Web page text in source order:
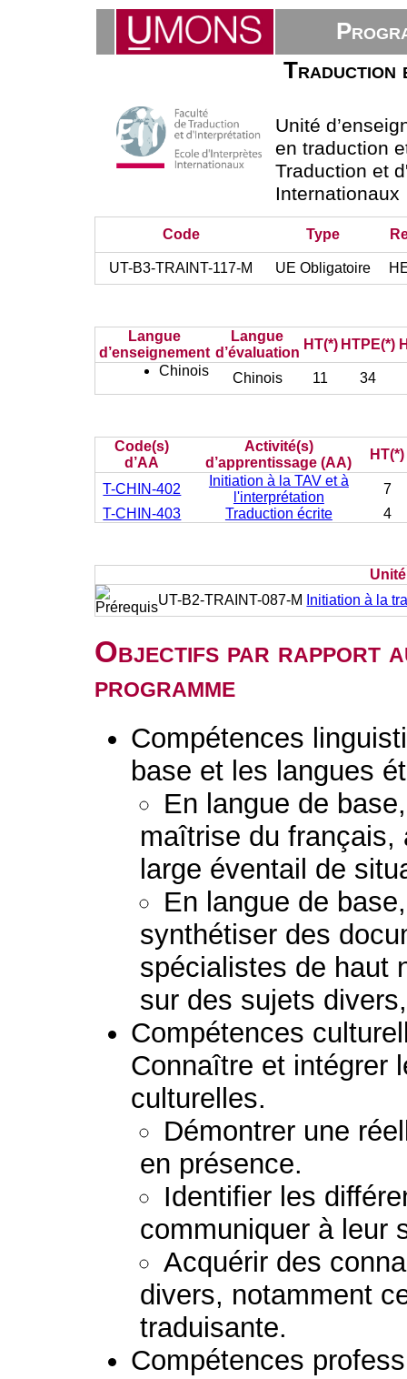
Traduction
Unité
en traduction
Traduction et
Internationaux
Code Type
UT-B3-TRAINT-117-M UE Obligatoire
Langue
d’enseignement
Langue
d’évaluation
HT(*) HTPE(*)
Chinois
Chinois 11 34
Code(s)
d’AA
Activité(s)
d’apprentissage (AA)
HT(*)
T-CHIN-402
Initiation à la TAV et à
l'interprétation
7
T-CHIN-403
Traduction écrite 4
UT-B2-TRAINT-087-M
Initiation à la
Objectifs par rapport
programme
Compétences
base et les langues
En langue de
maîtrise du
large éventail de
En langue de
synthétiser des
spécialistes de haut
sur des sujets
Compétences
Connaître et intégrer
culturelles.
Démontrer une
en présence.
Identifier les
communiquer à leur
Acquérir des
divers, notamment
traduisante.
Compétences